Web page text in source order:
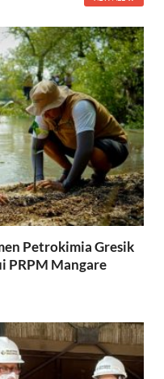
Petrokimia Gresik
PRPM Mangare